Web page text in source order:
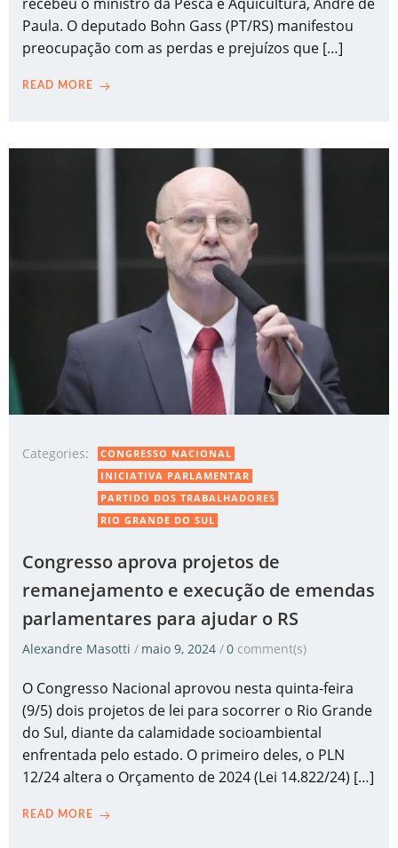
Paula. O deputado Bohn Gass (PT/RS) manifestou
preocupação com as perdas e prejuízos que […]
READ MORE
Categories:
CONGRESSO NACIONAL
INICIATIVA PARLAMENTAR
PARTIDO DOS TRABALHADORES
RIO GRANDE DO SUL
Congresso aprova projetos de
remanejamento e execução de emendas
parlamentares para ajudar o RS
Alexandre Masotti / maio 9, 2024 /0 comment(s)
O Congresso Nacional aprovou nesta quinta-feira
(9/5) dois projetos de lei para socorrer o Rio Grande
do Sul, diante da calamidade socioambiental
enfrentada pelo estado. O primeiro deles, o PLN
12/24 altera o Orçamento de 2024 (Lei 14.822/24) […]
READ MORE